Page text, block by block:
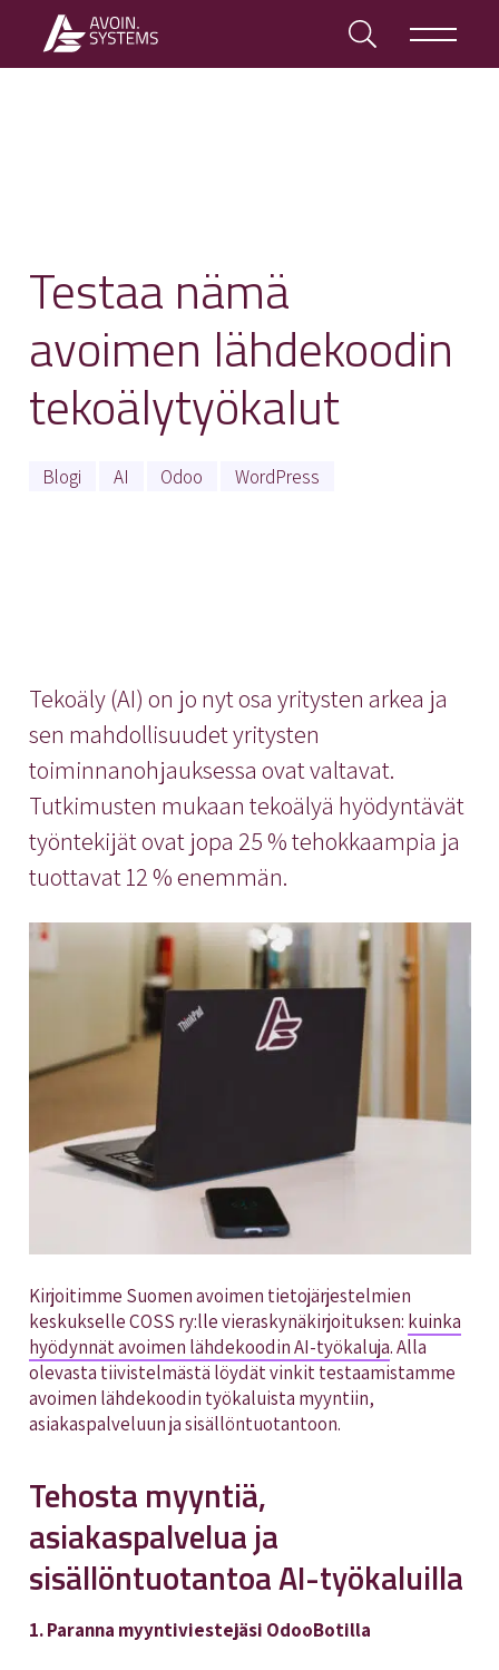
Testaa nämä
avoimen lähdekoodin
tekoälytyökalut
Blogi AI Odoo WordPress
Tekoäly (AI) on jo nyt osa yritysten arkea ja
sen mahdollisuudet yritysten
toiminnanohjauksessa ovat valtavat.
Tutkimusten mukaan tekoälyä hyödyntävät
työntekijät ovat jopa 25 % tehokkaampia ja
tuottavat 12 % enemmän.
Kirjoitimme Suomen avoimen tietojärjestelmien
keskukselle COSS ry:lle vieraskynäkirjoituksen: kuinka
hyödynnät avoimen lähdekoodin AI-työkaluja. Alla
olevasta tiivistelmästä löydät vinkit testaamistamme
avoimen lähdekoodin työkaluista myyntiin,
asiakaspalveluun ja sisällöntuotantoon.
Tehosta myyntiä,
asiakaspalvelua ja
sisällöntuotantoa AI-työkaluilla
1. Paranna myyntiviestejäsi OdooBotilla